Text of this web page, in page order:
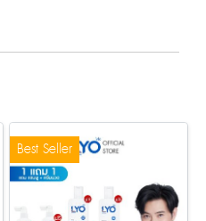
Best Seller